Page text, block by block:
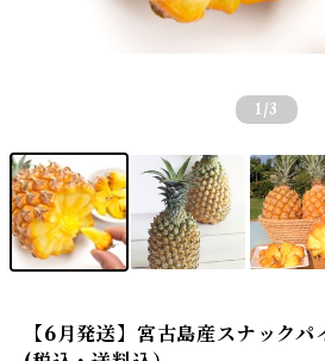
1 /3
【6月発送】宮古島産スナックパ